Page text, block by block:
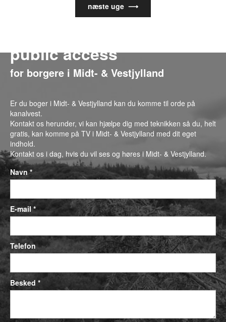
næste uge ⟶
public access
for borgere i Midt- & Vestjylland
Er du boger i Midt- & Vestjylland kan du komme til orde på
kanalvest.
Kontakt os herunder, vi kan hjælpe dig med teknikken så du, helt
gratis, kan komme på TV i Midt- & Vestjylland med dit eget
indhold.
Kontakt os i dag, hvis du vil ses og høres i Midt- & Vestjylland.
Navn *
E-mail *
Telefon
Besked *